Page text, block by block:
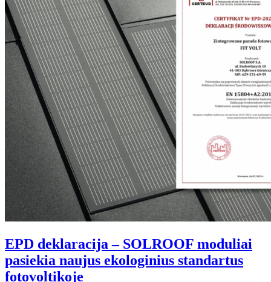
EPD deklaracija – SOLROOF moduliai
pasiekia naujus ekologinius standartus
fotovoltikoje